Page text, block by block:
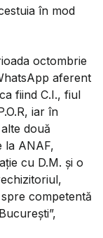
în mod
octombrie
aferent
fiind C.I., fiul
iar în
două
la ANAF,
cu D.M. și o
competentă